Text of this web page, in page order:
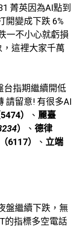
菁英因為AI點到
開變成下跌 6%
一不小心就虧損
，這裡大家千萬
台指期繼續開低
請留意! 有很多AI
） 、 麗臺
） 、 德律
6117） 、 立端
盤繼續下跌，無
的指標多空電話